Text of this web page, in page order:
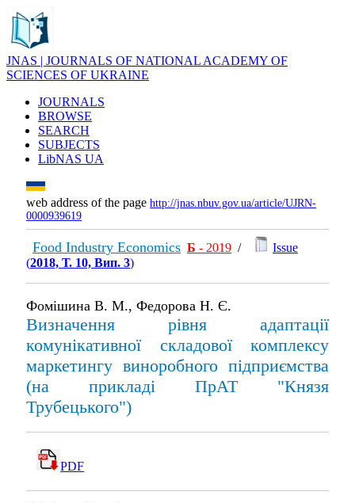
JNAS | JOURNALS OF NATIONAL ACADEMY OF
SCIENCES OF UKRAINE
JOURNALS
BROWSE
SEARCH
SUBJECTS
LibNAS UA
web address of the page http://jnas.nbuv.gov.ua/article/UJRN-
0000939619
Food Industry Economics Б - 2019 /
Issue
(2018, Т. 10, Вип. 3)
Фомішина В. М., Федорова Н. Є.
Визначення рівня адаптації
комунікативної складової комплексу
маркетингу виноробного підприємства
(на прикладі ПрАТ "Князя
Трубецького")
PDF